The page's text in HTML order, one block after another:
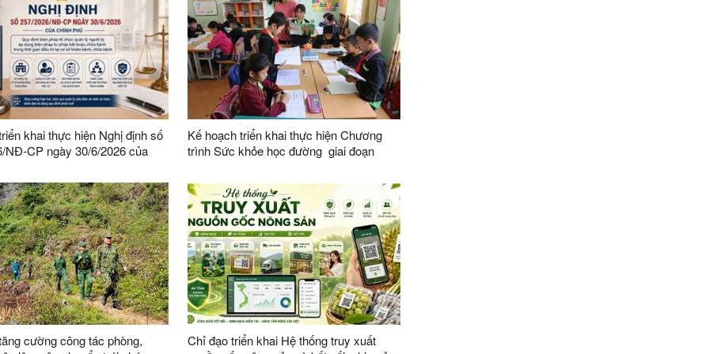
khai thực hiện Nghị định số
NĐ-CP ngày 30/6/2026 của
pháp tư pháp bắt buộc chữa
Kế hoạch triển khai thực hiện Chương
trình Sức khỏe học đường giai đoạn
cường công tác phòng,
Chỉ đạo triển khai Hệ thống truy xuất